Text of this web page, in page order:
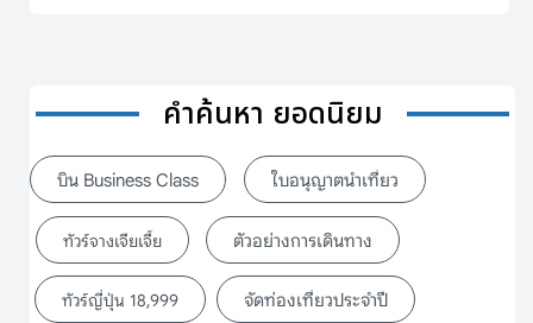
คำค้นหา ยอดนิยม
บิน Business Class ใบอนุญาตนำเที่ยว
ทัวร์จางเจียเจี้ย ตัวอย่างการเดินทาง
ทัวร์ญี่ปุ่น 18,999 จัดท่องเที่ยวประจำปี